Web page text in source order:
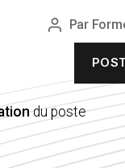
Auteur
l’article
Par
du poste